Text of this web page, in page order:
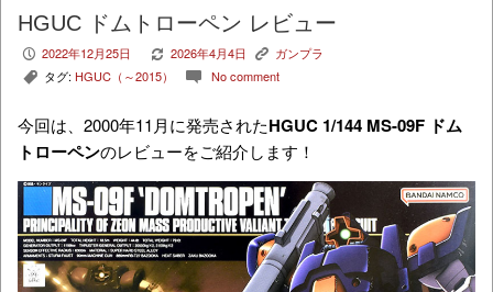
HGUC ドムトローペン レビュー
P 2022年12月25日 V 2026年4月4日 K ガンプラ
, タグ: HGUC（～2015） c No comment
今回は、2000年11月に発売されたHGUC 1/144 MS-09F ドム
トローペンのレビューをご紹介します！